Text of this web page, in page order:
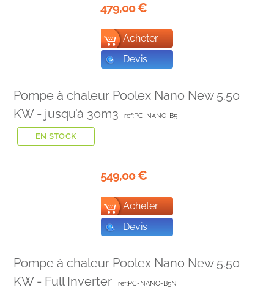
479,00€
Acheter
Devis
Pompe à chaleur Poolex Nano New 5.50
KW - jusqu’à 30m3
ref:PC-NANO-B5
EN STOCK
549,00€
Acheter
Devis
Pompe à chaleur Poolex Nano New 5.50
KW - Full Inverter
ref:PC-NANO-B5N